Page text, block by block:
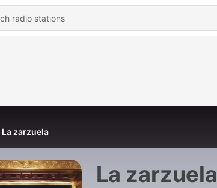
La zarzuela
La zarzuela